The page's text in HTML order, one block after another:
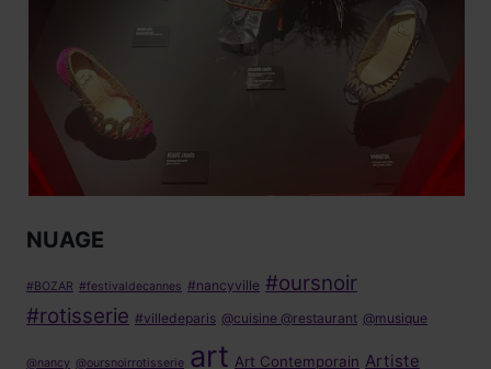
NUAGE
#BOZAR #festivaldecannes #nancyville #oursnoir
#rotisserie #villedeparis @cuisine @restaurant @musique
@nancy @oursnoirrotisserie art Art Contemporain Artiste